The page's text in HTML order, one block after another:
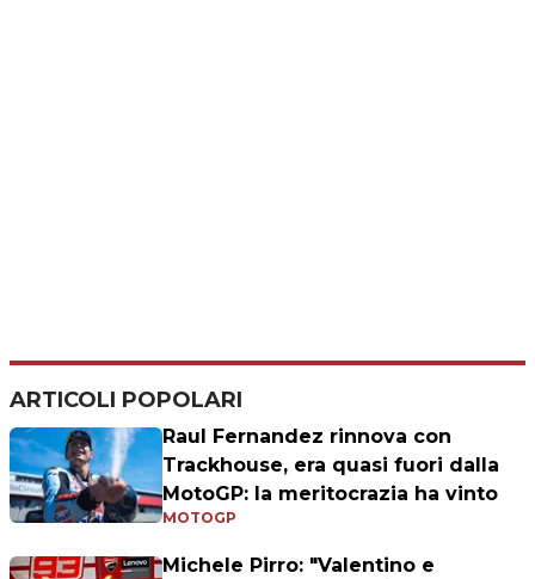
ARTICOLI POPOLARI
Raul Fernandez rinnova con
Trackhouse, era quasi fuori dalla
MotoGP: la meritocrazia ha vinto
MOTOGP
Michele Pirro: "Valentino e